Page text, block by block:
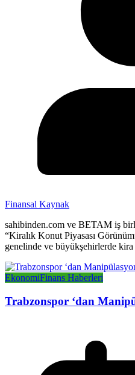
Finansal Kaynak
sahibinden.com ve BETAM iş
“Kiralık Konut Piyasası
genelinde ve büyükşehirlerde kira
EkonomiFinans Haberleri
Trabzonspor ‘dan